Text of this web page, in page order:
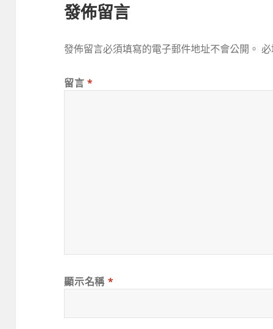
發佈留言
發佈留言必須填寫的電子郵件地址不會公開。
留言*
顯示名稱 *